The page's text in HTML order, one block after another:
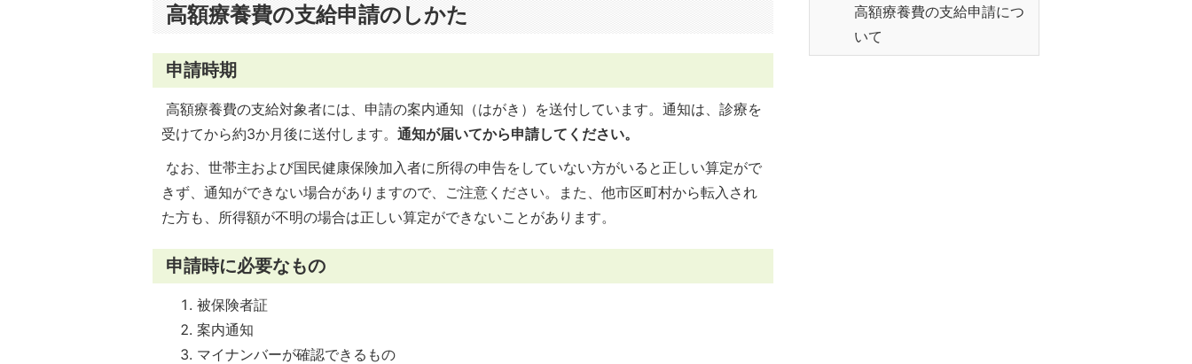
高額療養費の支給申請のしかた
申請時期
高額療養費の支給対象者には、申請の案内通知（はがき）を送付しています。通知は、診療を
受けてから約3か月後に送付します。 通知が届いてから申請してください。
なお、世帯主および国民健康保険加入者に所得の申告をしていない方がいると正しい算定がで
きず、通知ができない場合がありますので、ご注意ください。また、他市区町村から転入され
た方も、所得額が不明の場合は正しい算定ができないことがあります。
申請時に必要なもの
被保険者証
案内通知
マイナンバーが確認できるもの
高額療養費の支給申請につ
いて